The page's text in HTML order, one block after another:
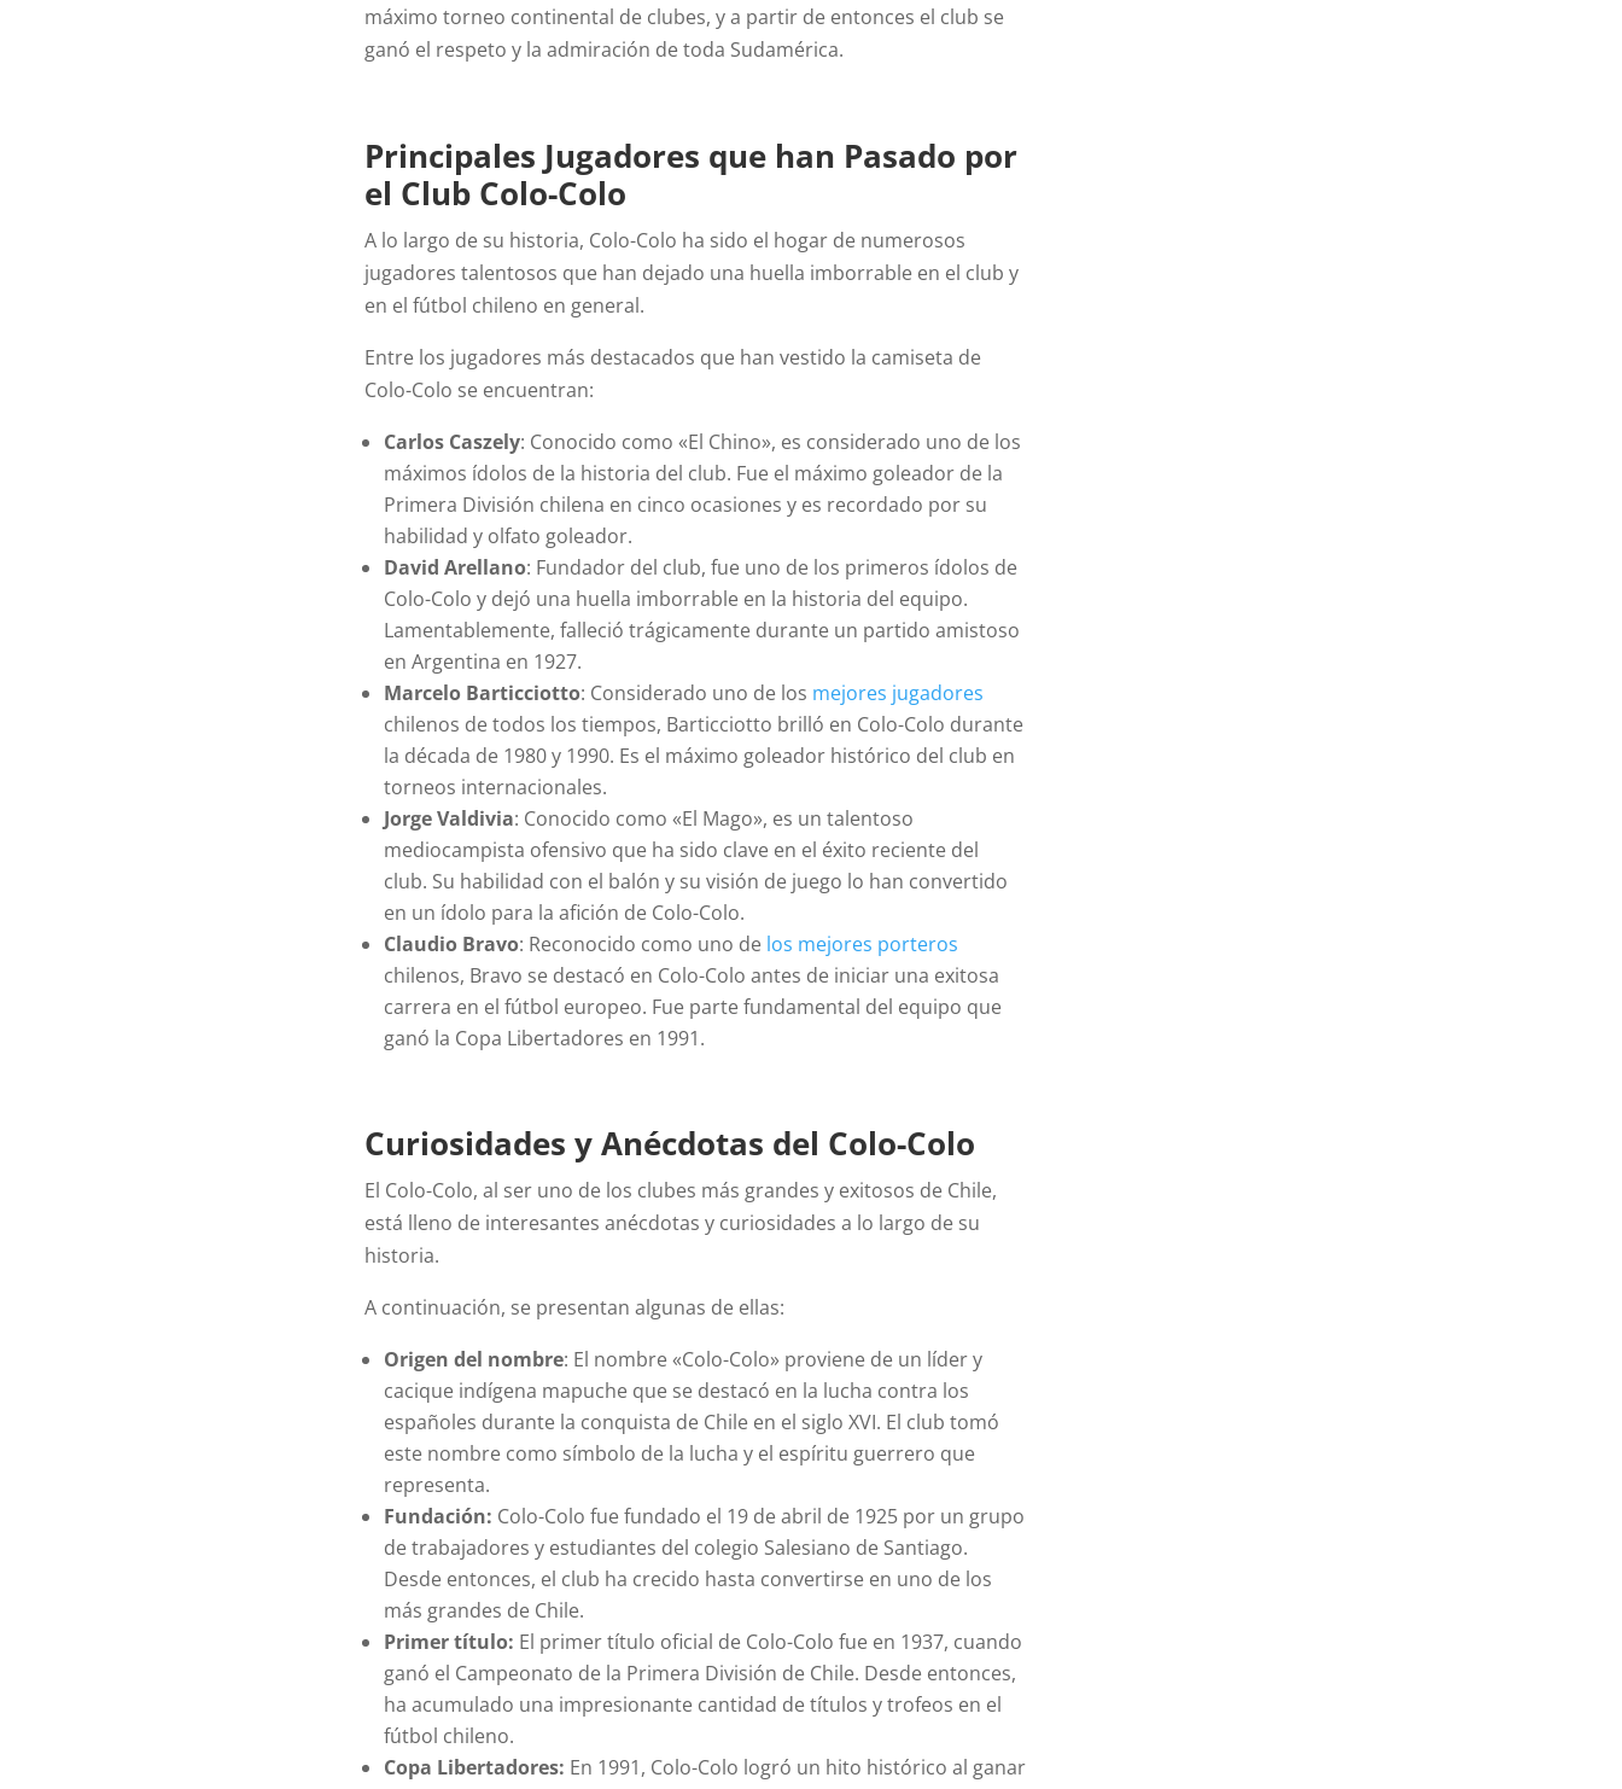
máximo torneo continental de clubes, y a partir de entonces el club se
ganó el respeto y la admiración de toda Sudamérica.
Principales Jugadores que han Pasado por
el Club Colo-Colo
A lo largo de su historia, Colo-Colo ha sido el hogar de numerosos
jugadores talentosos que han dejado una huella imborrable en el club y
en el fútbol chileno en general.
Entre los jugadores más destacados que han vestido la camiseta de
Colo-Colo se encuentran:
Carlos Caszely: Conocido como «El Chino», es considerado uno de los
máximos ídolos de la historia del club. Fue el máximo goleador de la
Primera División chilena en cinco ocasiones y es recordado por su
habilidad y olfato goleador.
David Arellano: Fundador del club, fue uno de los primeros ídolos de
Colo-Colo y dejó una huella imborrable en la historia del equipo.
Lamentablemente, falleció trágicamente durante un partido amistoso
en Argentina en 1927.
Marcelo Barticciotto: Considerado uno de los mejores jugadores
chilenos de todos los tiempos, Barticciotto brilló en Colo-Colo durante
la década de 1980 y 1990. Es el máximo goleador histórico del club en
torneos internacionales.
Jorge Valdivia: Conocido como «El Mago», es un talentoso
mediocampista ofensivo que ha sido clave en el éxito reciente del
club. Su habilidad con el balón y su visión de juego lo han convertido
en un ídolo para la afición de Colo-Colo.
Claudio Bravo: Reconocido como uno de los mejores porteros
chilenos, Bravo se destacó en Colo-Colo antes de iniciar una exitosa
carrera en el fútbol europeo. Fue parte fundamental del equipo que
ganó la Copa Libertadores en 1991.
Curiosidades y Anécdotas del Colo-Colo
El Colo-Colo, al ser uno de los clubes más grandes y exitosos de Chile,
está lleno de interesantes anécdotas y curiosidades a lo largo de su
historia.
A continuación, se presentan algunas de ellas:
Origen del nombre: El nombre «Colo-Colo» proviene de un líder y
cacique indígena mapuche que se destacó en la lucha contra los
españoles durante la conquista de Chile en el siglo XVI. El club tomó
este nombre como símbolo de la lucha y el espíritu guerrero que
representa.
Fundación: Colo-Colo fue fundado el 19 de abril de 1925 por un grupo
de trabajadores y estudiantes del colegio Salesiano de Santiago.
Desde entonces, el club ha crecido hasta convertirse en uno de los
más grandes de Chile.
Primer título: El primer título oficial de Colo-Colo fue en 1937, cuando
ganó el Campeonato de la Primera División de Chile. Desde entonces,
ha acumulado una impresionante cantidad de títulos y trofeos en el
fútbol chileno.
Copa Libertadores: En 1991, Colo-Colo logró un hito histórico al ganar